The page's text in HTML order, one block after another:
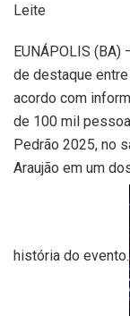
Leite
EUNÁPOLIS
de destaque
acordo com
de 100 mil
Pedrão 2025, no
Araujão em um
história do evento.